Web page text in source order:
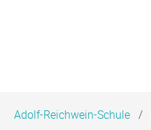
Adolf-Reichwein-Schule